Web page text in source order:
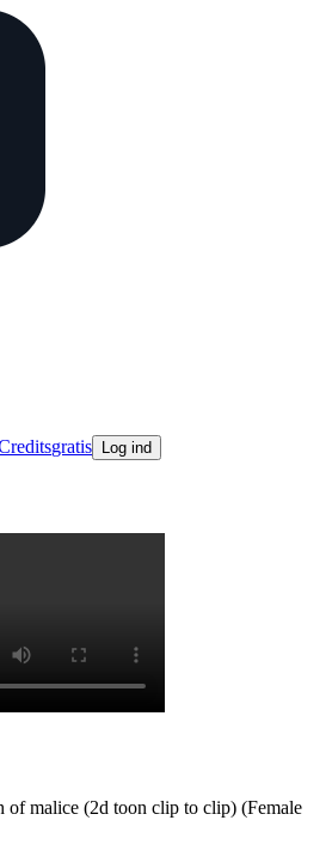
gratis Log ind
malice (2d toon clip to clip) (Female